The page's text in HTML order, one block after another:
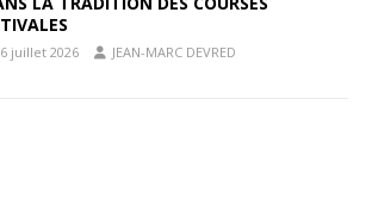
6 juillet 2026 JEAN-MARC DEVRED